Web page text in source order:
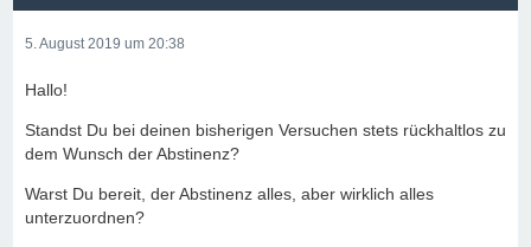
5. August 2019 um 20:38
Hallo!
Standst Du bei deinen bisherigen Versuchen stets rückhaltlos zu
dem Wunsch der Abstinenz?
Warst Du bereit, der Abstinenz alles, aber wirklich alles
unterzuordnen?